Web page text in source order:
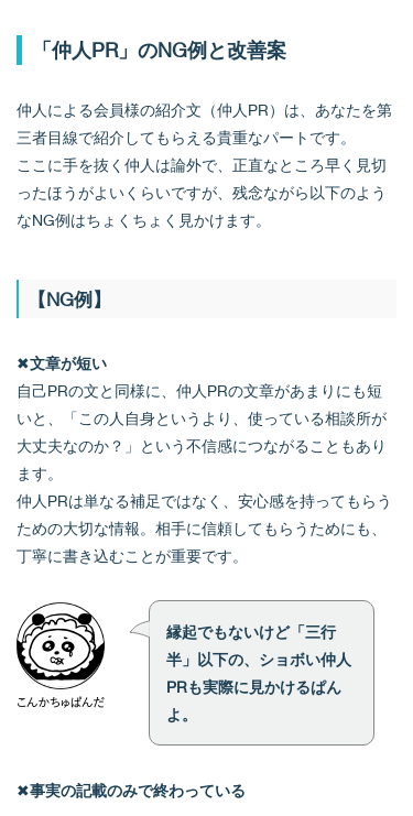
「仲人PR」のNG例と改善案
仲人による会員様の紹介文（仲人PR）は、あなたを第
三者目線で紹介してもらえる貴重なパートです。
ここに手を抜く仲人は論外で、正直なところ早く見切
ったほうがよいくらいですが、残念ながら以下のよう
なNG例はちょくちょく見かけます。
【NG例】
✖文章が短い
自己PRの文と同様に、仲人PRの文章があまりにも短
いと、「この人自身というより、使っている相談所が
大丈夫なのか？」という不信感につながることもあり
ます。
仲人PRは単なる補足ではなく、安心感を持ってもらう
ための大切な情報。相手に信頼してもらうためにも、
丁寧に書き込むことが重要です。
縁起でもないけど「三行
半」以下の、ショボい仲人
PRも実際に見かけるぱん
よ。
✖事実の記載のみで終わっている